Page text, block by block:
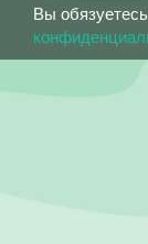
Вы